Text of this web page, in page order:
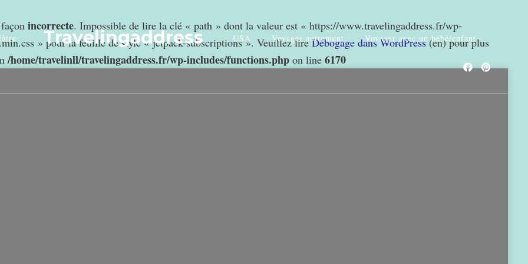
incorrecte. Impossible de lire la clé « path » dont la valeur est « https://www.travelingaddress.fr/wp-
» pour la feuille de style « jetpack-subscriptions ». Veuillez lireDébogage dans WordPress(en) pour plus
/home/travelinll/travelingaddress.fr/wp-includes/functions.php on line 6170
Travelingaddress USA Voyager autrement Voyager avec un bébé/enfant